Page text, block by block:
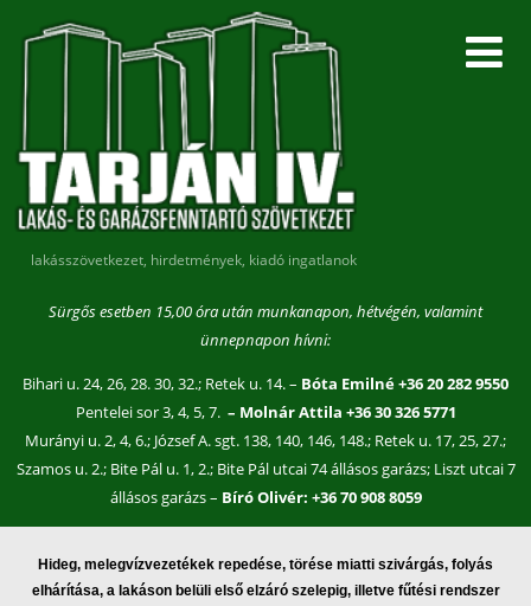
lakásszövetkezet, hirdetmények, kiadó ingatlanok
Sürgős esetben 15,00 óra után munkanapon, hétvégén, valamint
ünnepnapon hívni:
Bihari u. 24, 26, 28. 30, 32.; Retek u. 14. – Bóta Emilné +36 20 282 9550
Pentelei sor 3, 4, 5, 7. – Molnár Attila +36 30 326 5771
Murányi u. 2, 4, 6.; József A. sgt. 138, 140, 146, 148.; Retek u. 17, 25, 27.;
Szamos u. 2.; Bite Pál u. 1, 2.; Bite Pál utcai 74 állásos garázs; Liszt utcai 7
állásos garázs – Bíró Olivér: +36 70 908 8059
Hideg, melegvízvezetékek repedése, törése miatti szivárgás, folyás
elhárítása, a lakáson belüli első elzáró szelepig, illetve fűtési rendszer